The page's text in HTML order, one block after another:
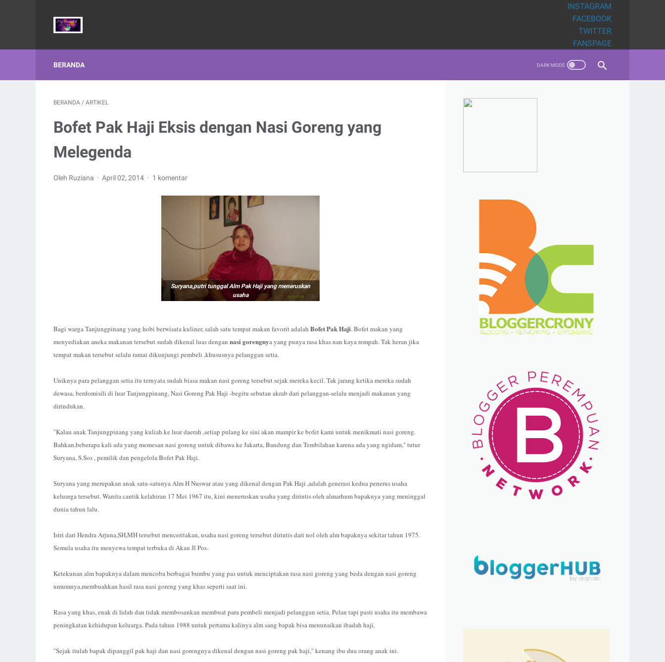
INSTAGRAM
FACEBOOK
TWITTER
FANSPAGE
BERANDA
BERANDA / ARTIKEL
Bofet Pak Haji Eksis dengan Nasi Goreng yang
Melegenda
Oleh Ruziana April 02, 2014 1 komentar
Suryana,putri tunggal Alm Pak Haji yang meneruskan
usaha
Bagi warga Tanjungpinang yang hobi berwisata kuliner, salah satu tempat makan favorit adalah Bofet Pak Haji. Bofet makan yang
menyediakan aneka makanan tersebut sudah dikenal luas dengan nasi gorengnya yang punya rasa khas nan kaya rempah. Tak heran jika
tempat makan tersebut selalu ramai dikunjungi pembeli ,khususnya pelanggan setia.
Uniknya para pelanggan setia itu ternyata sudah biasa makan nasi goreng tersebut sejak mereka kecil. Tak jarang ketika mereka sudah
dewasa, berdomisili di luar Tanjungpinang, Nasi Goreng Pak Haji -begitu sebutan akrab dari pelanggan-selalu menjadi makanan yang
dirindukan.
"Kalau anak Tanjungpinang yang kuliah ke luar daerah ,setiap pulang ke sini akan mampir ke bofet kami untuk menikmati nasi goreng.
Bahkan,beberapa kali ada yang memesan nasi goreng untuk dibawa ke Jakarta, Bandung dan Tembilahan karena ada yang ngidam," tutur
Suryana, S.Sos , pemilik dan pengelola Bofet Pak Haji.
Suryana yang merupakan anak satu-satunya Alm H Nuswar atau yang dikenal dengan Pak Haji ,adalah generasi kedua penerus usaha
keluarga tersebut. Wanita cantik kelahiran 17 Mei 1967 itu, kini meneruskan usaha yang dirintis oleh almarhum bapaknya yang meninggal
dunia tahun lalu.
Istri dari Hendra Arjuna,SH,MH tersebut menceritakan, usaha nasi goreng tersebut dirintis dari nol oleh alm bapaknya sekitar tahun 1975.
Semula usaha itu menyewa tempat terbuka di Akau Jl Pos.
Ketekunan alm bapaknya dalam mencoba berbagai bumbu yang pas untuk menciptakan rasa nasi goreng yang beda dengan nasi goreng
umumnya,membuahkan hasil rasa nasi goreng yang khas seperti saat ini.
Rasa yang khas, enak di lidah dan tidak membosankan membuat para pembeli menjadi pelanggan setia. Pelan tapi pasti usaha itu membawa
peningkatan kehidupan keluarga. Pada tahun 1988 untuk pertama kalinya alm sang bapak bisa menunaikan ibadah haji.
"Sejak itulah bapak dipanggil pak haji dan nasi gorengnya dikenal dengan nasi goreng pak haji," kenang ibu dua orang anak ini.